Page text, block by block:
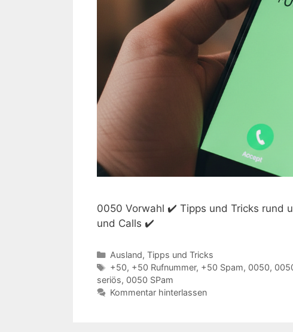
0050 Vorwahl ✔️ Tipps und Tricks rund
und Calls ✔️
Kategorien
Ausland, Tipps und Tricks
Schlagwörter
+50, +50 Rufnummer, +50 Spam, 0050,
seriös, 0050 SPam
Kommentar hinterlassen